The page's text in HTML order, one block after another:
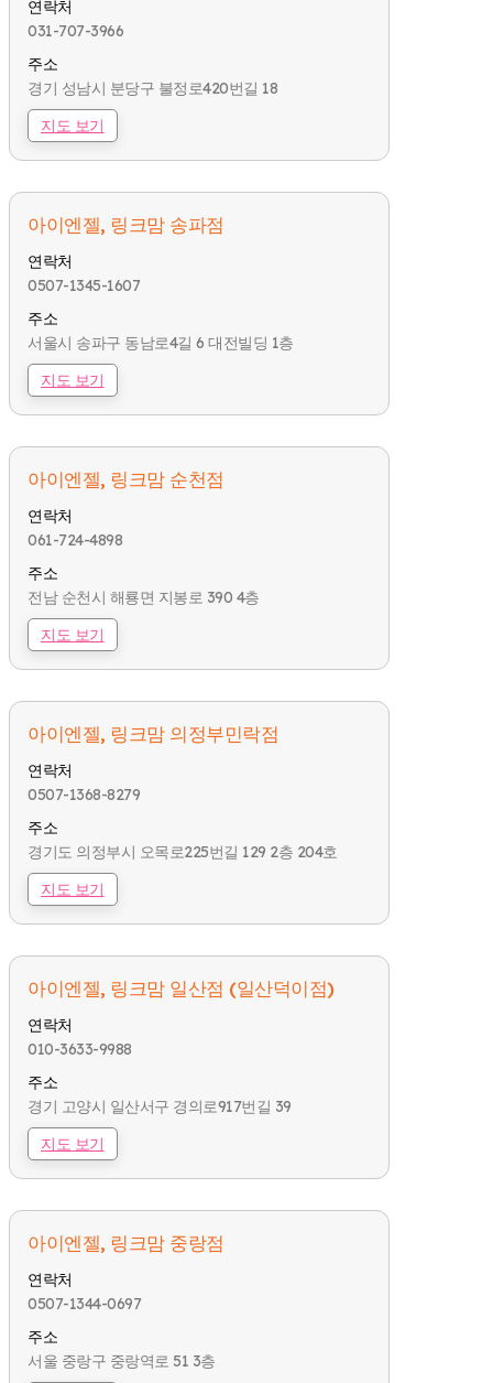
연락처
031-707-3966
주소
경기 성남시 분당구 불정로420번길 18
지도 보기
아이엔젤, 링크맘 송파점
연락처
0507-1345-1607
주소
서울시 송파구 동남로4길 6 대전빌딩 1층
지도 보기
아이엔젤, 링크맘 순천점
연락처
061-724-4898
주소
전남 순천시 해룡면 지봉로 390 4층
지도 보기
아이엔젤, 링크맘 의정부민락점
연락처
0507-1368-8279
주소
경기도 의정부시 오목로225번길 129 2층 204호
지도 보기
아이엔젤, 링크맘 일산점 (일산덕이점)
연락처
010-3633-9988
주소
경기 고양시 일산서구 경의로917번길 39
지도 보기
아이엔젤, 링크맘 중랑점
연락처
0507-1344-0697
주소
서울 중랑구 중랑역로 51 3층